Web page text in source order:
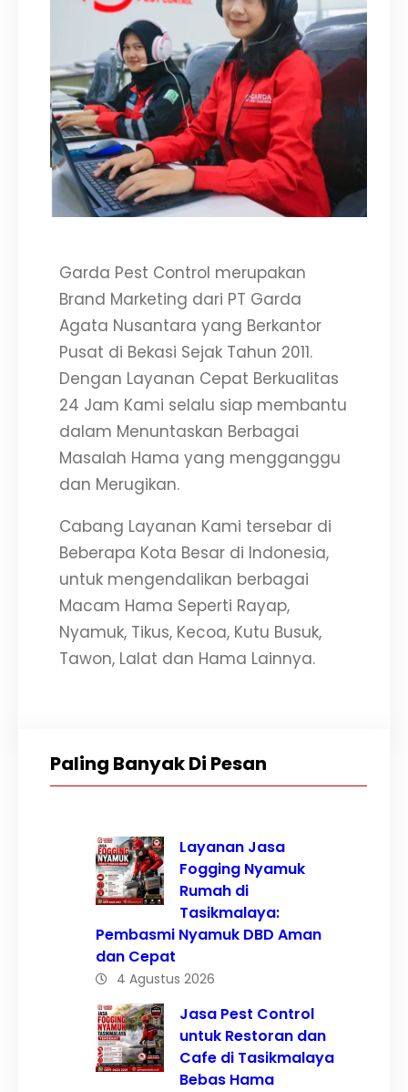
Garda Pest Control merupakan
Brand Marketing dari PT Garda
Agata Nusantara yang Berkantor
Pusat di Bekasi Sejak Tahun 2011.
Dengan Layanan Cepat Berkualitas
24 Jam Kami selalu siap membantu
dalam Menuntaskan Berbagai
Masalah Hama yang mengganggu
dan Merugikan.
Cabang Layanan Kami tersebar di
Beberapa Kota Besar di Indonesia,
untuk mengendalikan berbagai
Macam Hama Seperti Rayap,
Nyamuk, Tikus, Kecoa, Kutu Busuk,
Tawon, Lalat dan Hama Lainnya.
Paling Banyak Di Pesan
Layanan Jasa
Fogging Nyamuk
Rumah di
Tasikmalaya:
Pembasmi Nyamuk DBD Aman
dan Cepat
4 Agustus 2026
Jasa Pest Control
untuk Restoran dan
Cafe di Tasikmalaya
Bebas Hama